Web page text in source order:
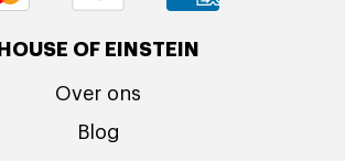
HOUSE OF EINSTEIN
Over ons
Blog